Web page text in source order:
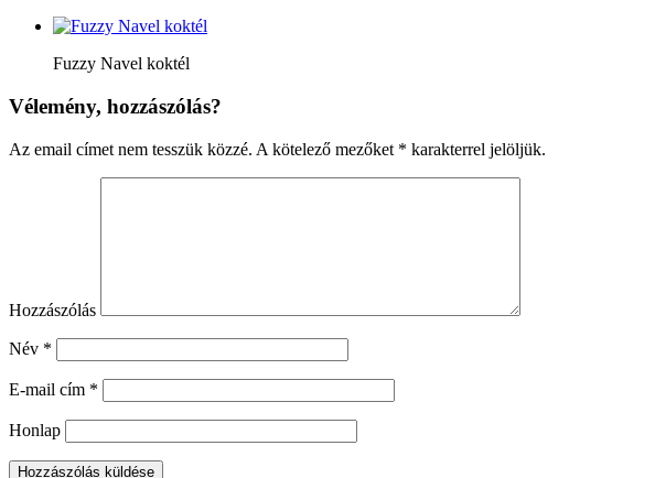
Fuzzy Navel koktél
Vélemény, hozzászólás?
Az email címet nem tesszük közzé. A kötelező mezőket * karakterrel jelöljük.
Hozzászólás
Név *
E-mail cím *
Honlap